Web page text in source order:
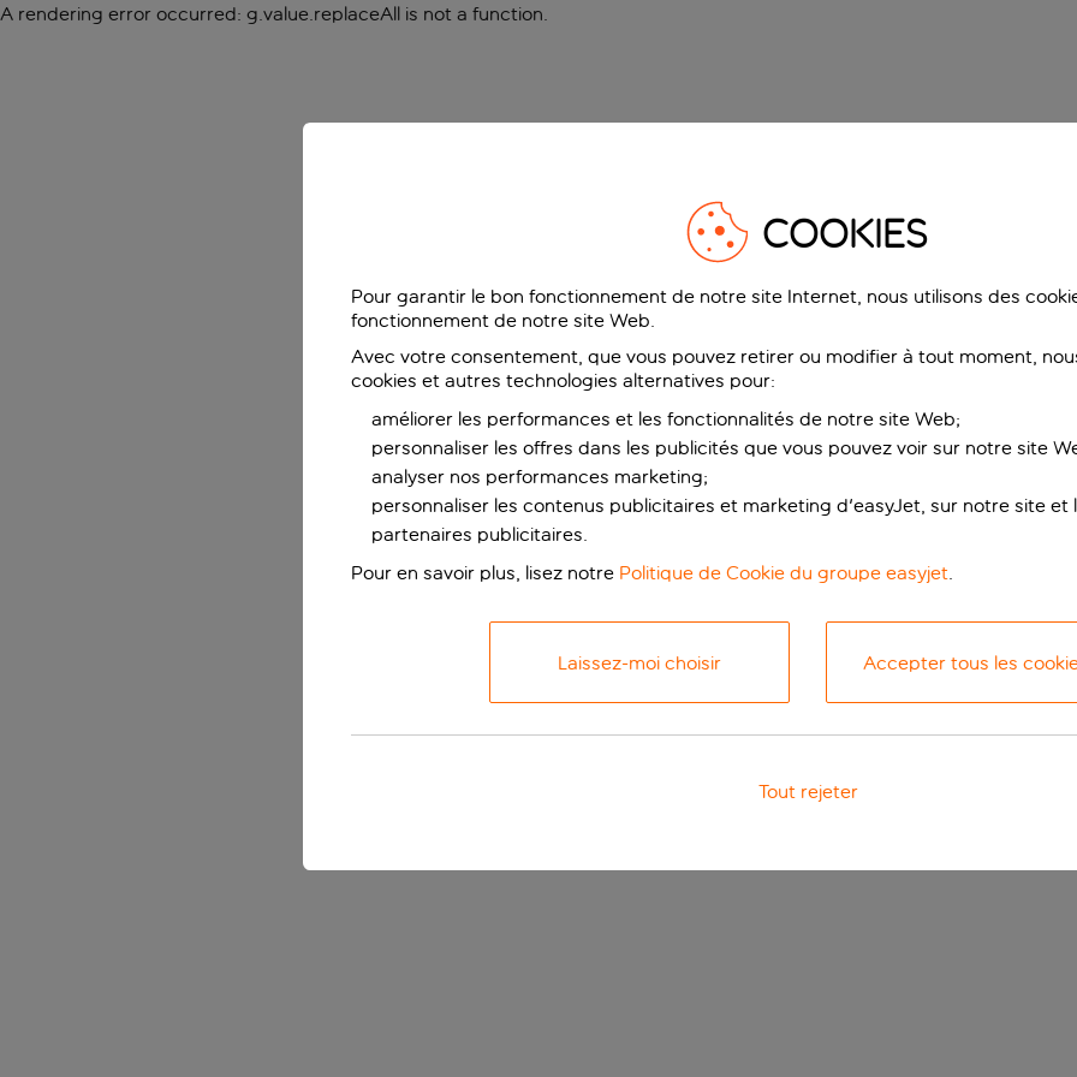
A rendering error occurred: g.value.replaceAll is not a function.
COOKIES
Pour garantir le bon fonctionnement de notre site Internet, nous utilisons des
fonctionnement de notre site Web.
Avec votre consentement, que vous pouvez retirer ou modifier à tout moment,
cookies et autres technologies alternatives pour:
améliorer les performances et les fonctionnalités de notre site Web;
personnaliser les offres dans les publicités que vous pouvez voir sur notre site
analyser nos performances marketing;
personnaliser les contenus publicitaires et marketing d'easyJet, sur notre site et
partenaires publicitaires.
Pour en savoir plus, lisez notre Politique de Cookie du groupe easyjet.
Laissez-moi choisir Accepter tous les
Tout rejeter